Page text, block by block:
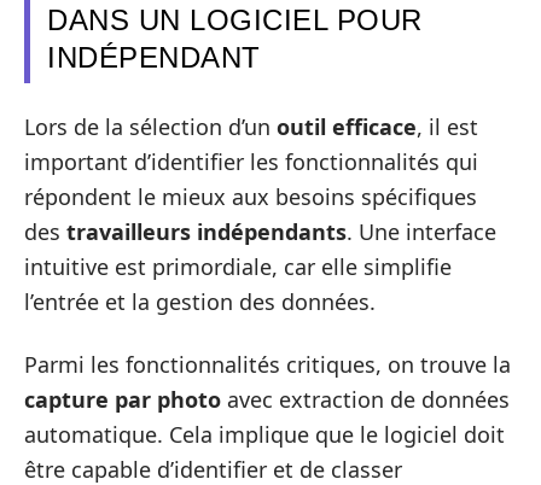
DANS UN LOGICIEL POUR
INDÉPENDANT
Lors de la sélection d’un outil efficace, il est
important d’identifier les fonctionnalités qui
répondent le mieux aux besoins spécifiques
des travailleurs indépendants. Une interface
intuitive est primordiale, car elle simplifie
l’entrée et la gestion des données.
Parmi les fonctionnalités critiques, on trouve la
capture par photo avec extraction de données
automatique. Cela implique que le logiciel doit
être capable d’identifier et de classer